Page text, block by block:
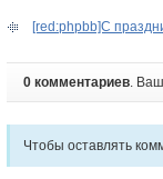
[red:phpbb]С
0 комментариев.
Чтобы оставлять